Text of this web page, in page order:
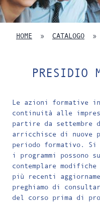
HOME » CATALOGO »
PRESIDIO
Le azioni formative
continuità alle
partire da settembre
arricchisce di nuove
periodo formativo. Si
i programmi
contemplare
più recenti
preghiamo di
del corso prima di